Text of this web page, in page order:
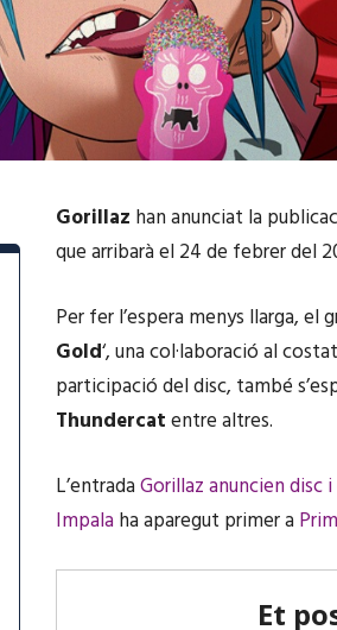
Gorillaz han anunciat la
que arribarà el 24 de febrer del
Per fer l’espera menys llarga, el
Gold‘, una col·laboració al
participació del disc, també
Thundercatentre altres.
L’entradaGorillaz anuncien disc
Impala ha aparegut primer a